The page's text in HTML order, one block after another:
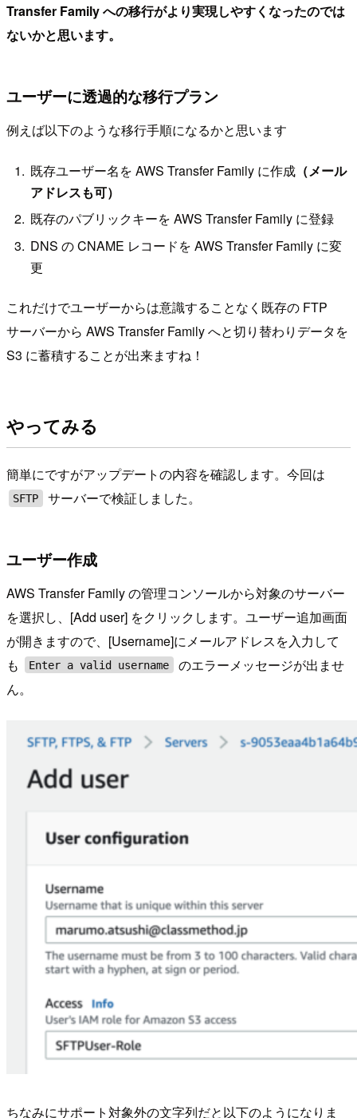
Transfer Family への移行がより実現しやすくなったのでは
ないかと思います。
ユーザーに透過的な移行プラン
例えば以下のような移行手順になるかと思います
既存ユーザー名を AWS Transfer Family に作成 （メール
アドレスも可）
既存のパブリックキーを AWS Transfer Family に登録
DNS の CNAME レコードを AWS Transfer Family に変
更
これだけでユーザーからは意識することなく既存の FTP
サーバーから AWS Transfer Family へと切り替わりデータを
S3 に蓄積することが出来ますね！
やってみる
簡単にですがアップデートの内容を確認します。今回は
SFTP サーバーで検証しました。
ユーザー作成
AWS Transfer Family の管理コンソールから対象のサーバー
を選択し、[Add user] をクリックします。ユーザー追加画面
が開きますので、[Username]にメールアドレスを入力して
も
Enter a valid username
のエラーメッセージが出ませ
ん。
ちなみにサポート対象外の文字列だと以下のようになりま